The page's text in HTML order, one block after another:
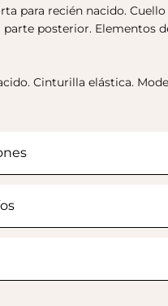
para recién nacido.
parte posterior. Elementos
Cinturilla elástica.